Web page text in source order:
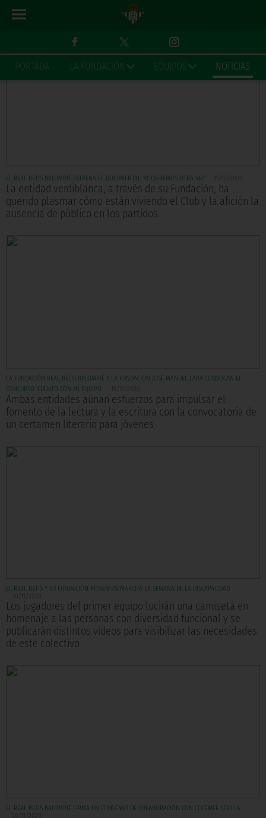
PORTADA LA FUNDACIÓN EQUIPOS NOTICIAS
EL REAL BETIS BALOMPIÉ ESTRENA EL DOCUMENTAL 'VOLVEREMOS OTRA VEZ'
La entidad verdiblanca, a través de su Fundación, ha
querido plasmar cómo están viviendo el Club y la afición la
ausencia de público en los partidos
LA FUNDACIÓN REAL BETIS BALOMPIÉ Y LA FUNDACIÓN JOSÉ MANUEL LARA CONVOCAN EL
CONCURSO 'CUENTO CON MI EQUIPO'
Ambas entidades aúnan esfuerzos para impulsar el
fomento de la lectura y la escritura con la convocatoria de
un certamen literario para jóvenes
EL REAL BETIS Y SU FUNDACIÓN PONEN EN MARCHA LA SEMANA DE LA DISCAPACIDAD
Los jugadores del primer equipo lucirán una camiseta en
homenaje a las personas con diversidad funcional y se
publicarán distintos vídeos para visibilizar las necesidades
de este colectivo
EL REAL BETIS BALOMPIÉ FIRMA UN CONVENIO DE COLABORACIÓN CON COCEMFE SEVILLA